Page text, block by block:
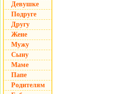
Девушке
Подруге
Другу
Жене
Мужу
Сыну
Маме
Папе
Родителям